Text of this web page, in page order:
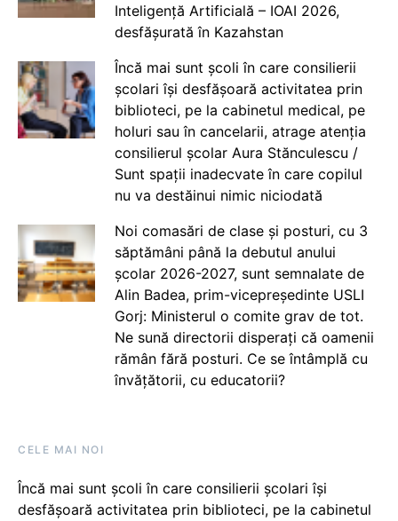
Inteligență Artificială – IOAI 2026,
desfășurată în Kazahstan
Încă mai sunt școli în care consilierii
școlari își desfășoară activitatea prin
biblioteci, pe la cabinetul medical, pe
holuri sau în cancelarii, atrage atenția
consilierul școlar Aura Stănculescu /
Sunt spații inadecvate în care copilul
nu va destăinui nimic niciodată
Noi comasări de clase și posturi, cu 3
săptămâni până la debutul anului
școlar 2026-2027, sunt semnalate de
Alin Badea, prim-vicepreședinte USLI
Gorj: Ministerul o comite grav de tot.
Ne sună directorii disperați că oamenii
rămân fără posturi. Ce se întâmplă cu
învățătorii, cu educatorii?
CELE MAI NOI
Încă mai sunt școli în care consilierii școlari își
desfășoară activitatea prin biblioteci, pe la cabinetul